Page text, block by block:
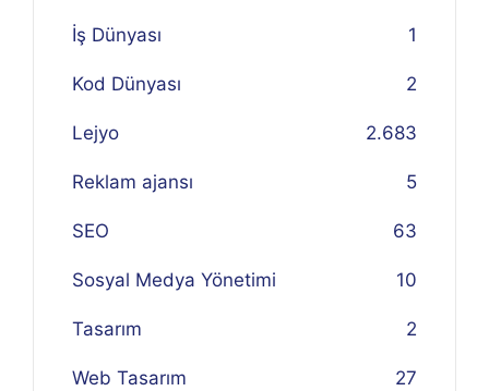
İş Dünyası 1
Kod Dünyası 2
Lejyo 2.683
Reklam ajansı 5
SEO 63
Sosyal Medya Yönetimi 10
Tasarım 2
Web Tasarım 27